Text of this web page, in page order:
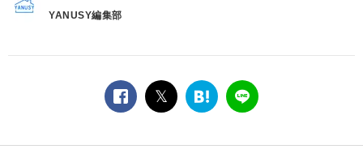
YANUSY編集部
facebook
twitterは
ブ
LINE